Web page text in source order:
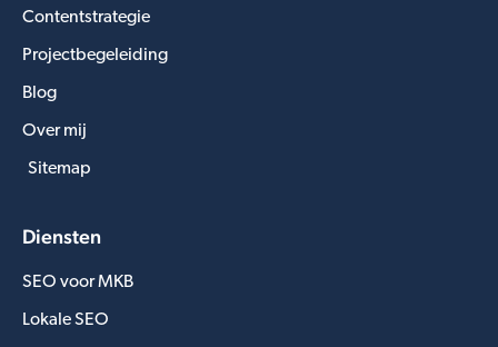
Contentstrategie
Projectbegeleiding
Blog
Over mij
Sitemap
Diensten
SEO voor MKB
Lokale SEO